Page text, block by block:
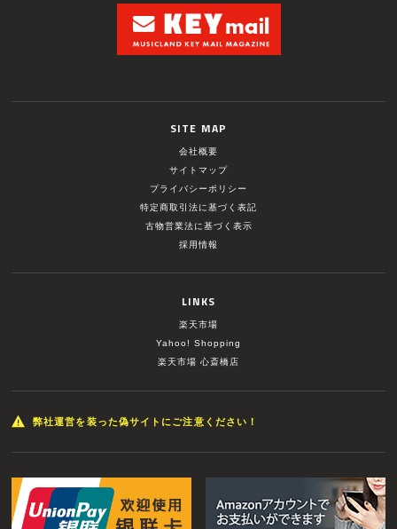
SITE MAP
会社概要
サイトマップ
プライバシーポリシー
特定商取引法に基づく表記
古物営業法に基づく表示
採用情報
LINKS
楽天市場
Yahoo! Shopping
楽天市場 心斎橋店
弊社運営を装った偽サイトにご注意ください！